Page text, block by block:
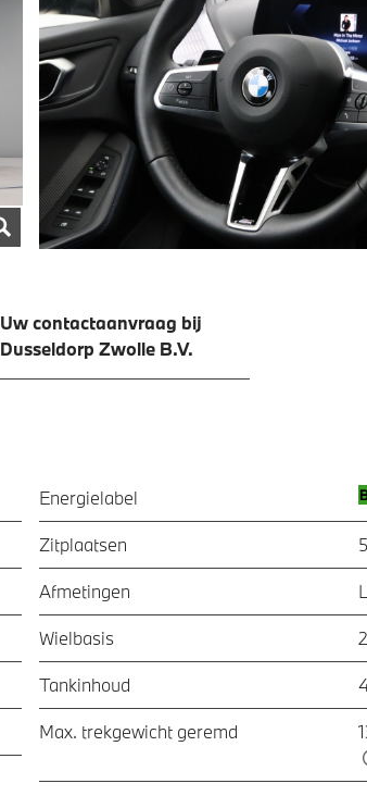
Uw contactaanvraag bij
Dusseldorp Zwolle B.V.
Energielabel
Zitplaatsen 5
Afmetingen
Wielbasis
Tankinhoud
Max. trekgewicht geremd